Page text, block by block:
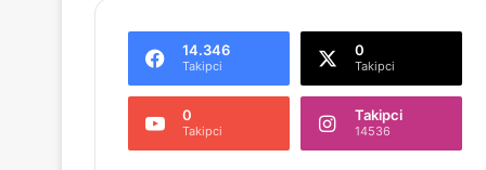
14.346
Takipci
0
Takipci
0
Takipci
Takipci
14536